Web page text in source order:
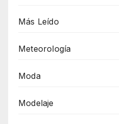
Más Leído
Meteorología
Moda
Modelaje